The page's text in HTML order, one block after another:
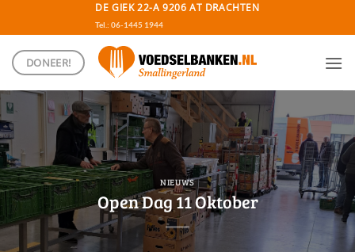
inhoud
DE GIEK 22-A 9206 AT DRACHTEN
Tel.: 06-1445 1944
DONEER!
NIEUWS
Open Dag 11 Oktober